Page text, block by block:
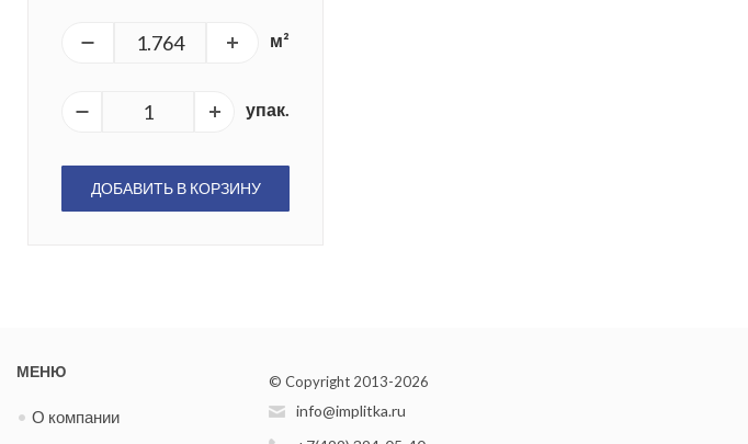
м²
упак.
ДОБАВИТЬ В КОРЗИНУ
МЕНЮ
О компании
© Copyright 2013-2026
info@implitka.ru